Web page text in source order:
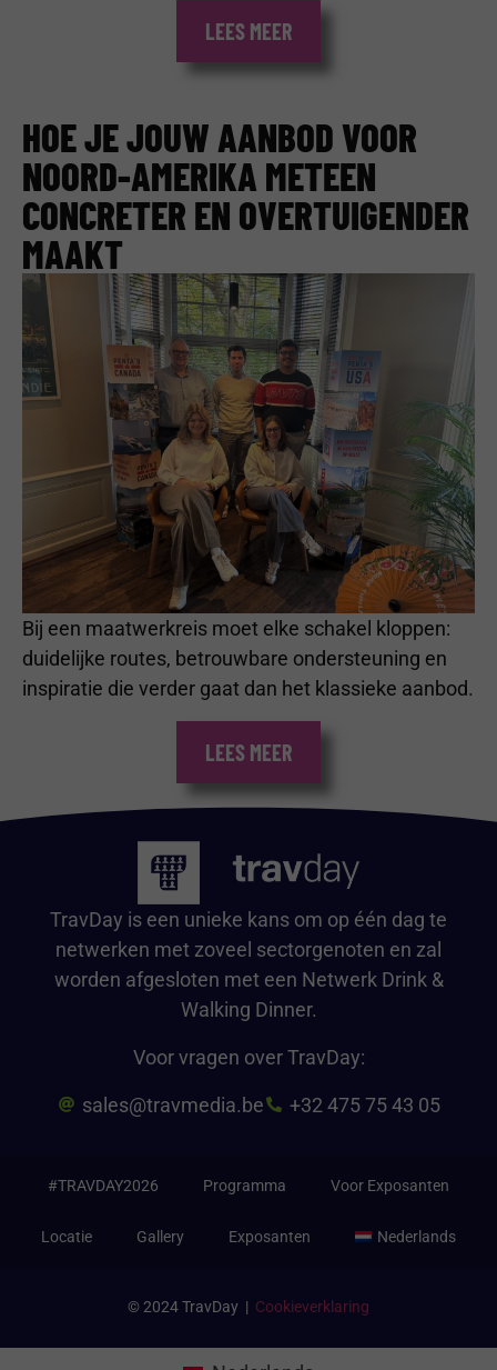
LEES MEER
HOE JE JOUW AANBOD VOOR
NOORD-AMERIKA METEEN
CONCRETER EN OVERTUIGENDER
MAAKT
Bij een maatwerkreis moet elke schakel kloppen:
duidelijke routes, betrouwbare ondersteuning en
inspiratie die verder gaat dan het klassieke aanbod.
LEES MEER
TravDay is een unieke kans om op één dag te
netwerken met zoveel sectorgenoten en zal
worden afgesloten met een Netwerk Drink &
Walking Dinner.
Voor vragen over TravDay:
sales@travmedia.be +32 475 75 43 05
#TRAVDAY2026 Programma Voor Exposanten
Locatie Gallery Exposanten Nederlands
© 2024 TravDay | Cookieverklaring